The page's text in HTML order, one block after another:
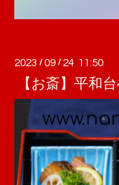
2023 /09 / 24 11:50
【お斎】平和